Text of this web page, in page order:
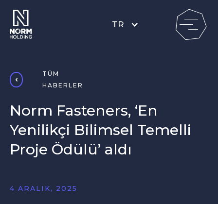
TR
TÜM
HABERLER
Norm Fasteners, ‘En
Yenilikçi Bilimsel Temelli
Proje Ödülü’ aldı
4 ARALIK, 2025